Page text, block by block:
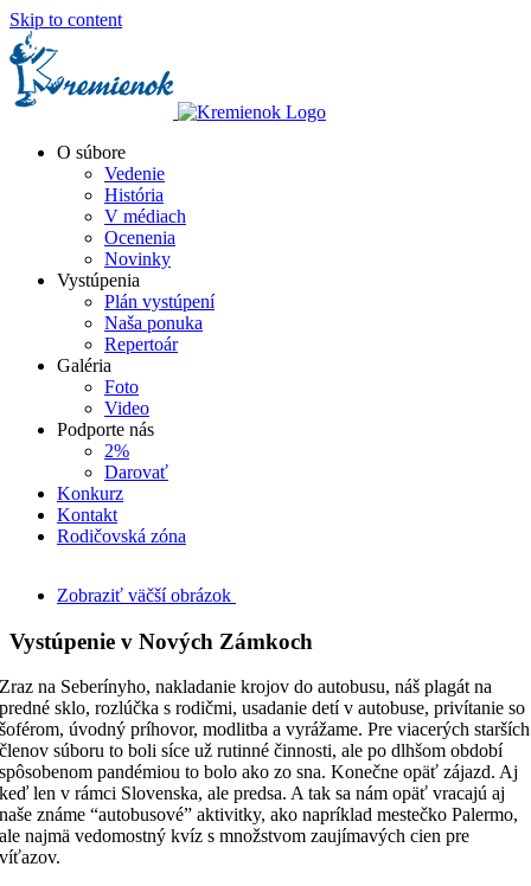
Skip to content
O súbore
Vedenie
História
V médiach
Ocenenia
Novinky
Vystúpenia
Plán vystúpení
Naša ponuka
Repertoár
Galéria
Foto
Video
Podporte nás
2%
Darovať
Konkurz
Kontakt
Rodičovská zóna
Zobraziť väčší obrázok
Vystúpenie v Nových Zámkoch
Zraz na Seberínyho, nakladanie krojov do autobusu, náš plagát na
predné sklo, rozlúčka s rodičmi, usadanie detí v autobuse, privítanie so
šoférom, úvodný príhovor, modlitba a vyrážame. Pre viacerých starších
členov súboru to boli síce už rutinné činnosti, ale po dlhšom období
spôsobenom pandémiou to bolo ako zo sna. Konečne opäť zájazd. Aj
keď len v rámci Slovenska, ale predsa. A tak sa nám opäť vracajú aj
naše známe “autobusové” aktivitky, ako napríklad mestečko Palermo,
ale najmä vedomostný kvíz s množstvom zaujímavých cien pre
víťazov.